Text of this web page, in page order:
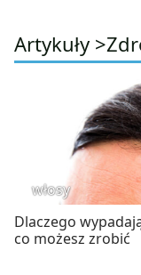
Artykuły >
włosy
Dlaczego
co możesz zrobić